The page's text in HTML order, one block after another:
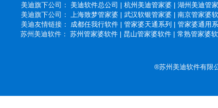
美迪旗下公司： 美迪软件总公司 | 杭州美迪管家婆 | 湖州美迪管
美迪旗下公司：
上海致梦管家婆 | 武汉软银管家婆 | 南京管家婆
美迪友情链接： 成都任我行软件 | 管家婆天通系列 | 管家婆通用
苏州美迪软件： 苏州管家婆软件 | 昆山管家婆软件 | 常熟管家婆
®苏州美迪软件有限